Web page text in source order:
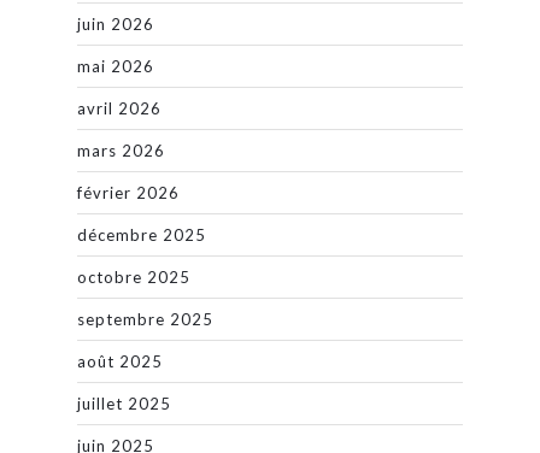
juin 2026
mai 2026
avril 2026
mars 2026
février 2026
décembre 2025
octobre 2025
septembre 2025
août 2025
juillet 2025
juin 2025